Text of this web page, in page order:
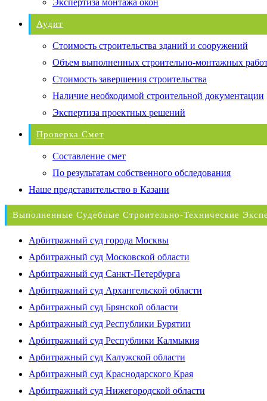
Аудит
Стоимость строительства зданий и сооружений
Объем выполненных строительно-монтажных
Стоимость завершения строительства
Наличие необходимой строительной документации
Экспертиза проектных решений
Проверка Смет
Составление смет
По результатам собственного обследования
Наше представительство в Казани
Выполненные Судебные Строительно-Технические
Арбитражный суд города Москвы
Арбитражный суд Московской области
Арбитражный суд Санкт-Петербурга
Арбитражный суд Архангельской области
Арбитражный суд Брянской области
Арбитражный суд Республики Бурятии
Арбитражный суд Республики Калмыкия
Арбитражный суд Калужской области
Арбитражный суд Краснодарского Края
Арбитражный суд Нижегородской области